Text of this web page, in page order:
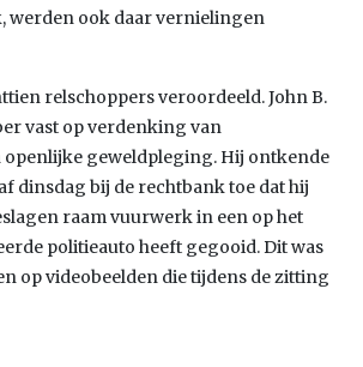
werden ook daar vernielingen
relschoppers veroordeeld. John B.
vast op verdenking van
geweldpleging. Hij ontkende
dinsdag bij de rechtbank toe dat hij
raam vuurwerk in een op het
politieauto heeft gegooid. Dit was
op videobeelden die tijdens de zitting